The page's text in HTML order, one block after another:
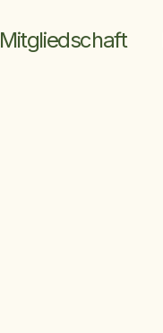
Mitgliedschaft